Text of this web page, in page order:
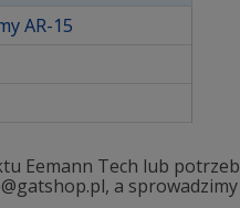
AR-15
Eemann Tech lub
a